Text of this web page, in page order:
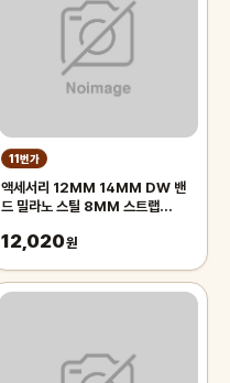
11번가
액세서리 12MM 14MM DW 밴
드 밀라노 스틸 8MM 스트랩
24MM 16MM 범용 스테인리스
12,020원